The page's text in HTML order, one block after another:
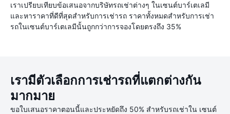
เราเปรียบเทียบข้อเสนอจากบริษัทรถเช่าต่างๆ ในเซนต์บาร์เตเลมี
และหาราคาที่ดีที่สุดสำหรับการเช่ารถ ราคาทั้งหมดสำหรับการเช่า
รถในเซนต์บาร์เตเลมีนั้นถูกกว่าการจองโดยตรงถึง 35%
เรามีตัวเลือกการเช่ารถที่แตกต่างกัน
มากมาย
ขอใบเสนอราคาตอนนี้และประหยัดถึง 50% สำหรับรถเช่าใน เซนต์